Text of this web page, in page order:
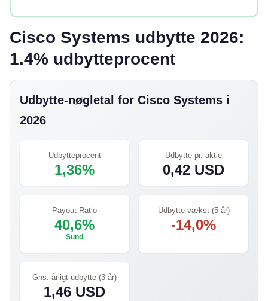
Cisco Systems udbytte 2026:
1.4% udbytteprocent
Udbytte-nøgletal for Cisco Systems i
2026
Udbytteprocent
1,36%
Udbytte pr. aktie
0,42 USD
Payout Ratio
40,6%
Sund
Udbytte-vækst (5 år)
-14,0%
Gns. årligt udbytte (3 år)
1,46 USD